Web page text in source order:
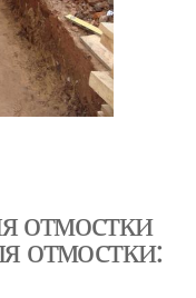
отмостки
отмостки: